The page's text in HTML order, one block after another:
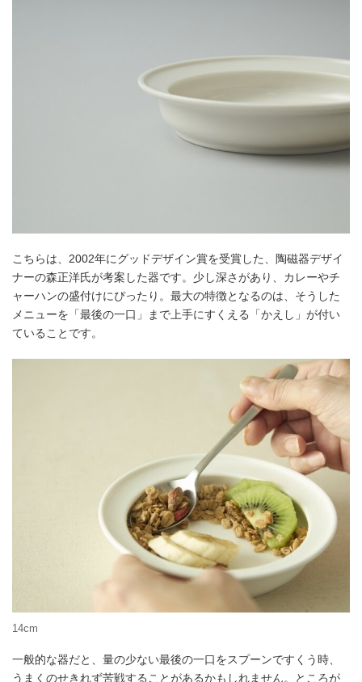
こちらは、2002年にグッドデザイン賞を受賞した、陶磁器デザイ
ナーの森正洋氏が考案した器です。少し深さがあり、カレーやチ
ャーハンの盛付けにぴったり。最大の特徴となるのは、そうした
メニューを「最後の一口」まで上手にすくえる「かえし」が付い
ていることです。
14cm
一般的な器だと、量の少ない最後の一口をスプーンですくう時、
うまくのせきれず苦戦することがあるかもしれません。ところが